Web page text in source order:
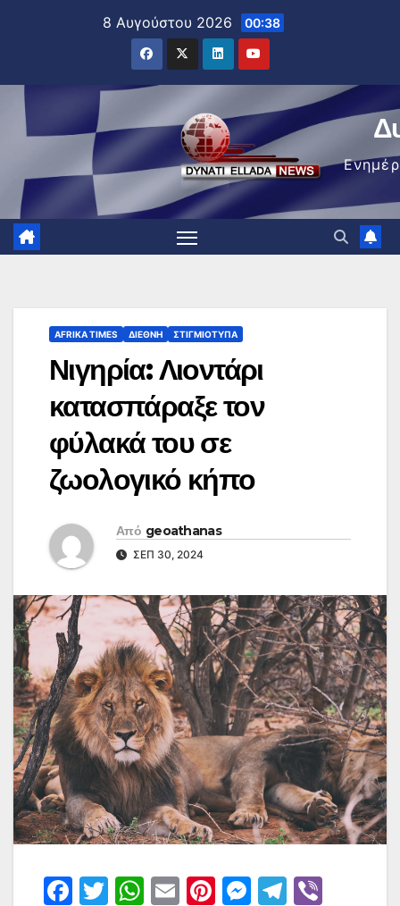
8 Αυγούστου 2026 00:38
AFRIKA TIMES ΔΙΕΘΝΉ ΣΤΙΓΜΙΌΤΥΠΑ
Νιγηρία: Λιοντάρι
κατασπάραξε τον
φύλακά του σε
ζωολογικό κήπο
Από geoathanas
ΣΕΠ 30, 2024
F
T
W E
Pi M T